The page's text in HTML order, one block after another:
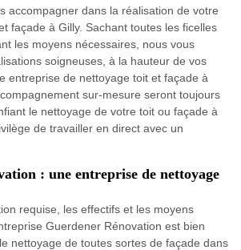
accompagner dans la réalisation de votre
façade à Gilly. Sachant toutes les ficelles
les moyens nécessaires, nous vous
soigneuses, à la hauteur de vos
entreprise de nettoyage toit et façade à
sur-mesure seront toujours
le nettoyage de votre toit ou façade à
de travailler en direct avec un
: une entreprise de nettoyage
requise, les effectifs et les moyens
Guerdener Rénovation est bien
nettoyage de toutes sortes de façade dans